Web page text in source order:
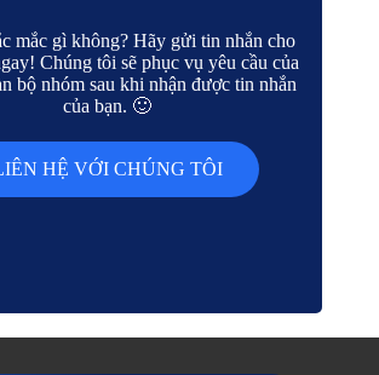
mắc gì không? Hãy gửi tin nhắn cho
Chúng tôi sẽ phục vụ yêu cầu của
bộ nhóm sau khi nhận được tin nhắn
của bạn. 🙂
HỆ VỚI CHÚNG TÔI